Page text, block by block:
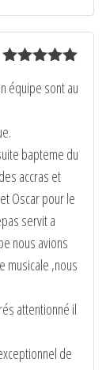
5 équipe sont au
bapteme du
accras et
Oscar pour le
servit a
nous avions
musicale ,nous
attentionné il
de